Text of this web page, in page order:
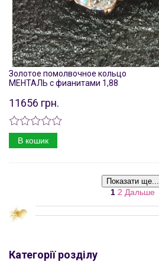
Золотое помолвочное кольцо
МЕНТАЛЬ с фианитами 1,88
11656 грн.
В кошик
Показати ще...
1 2 Дальше
Категорії розділу